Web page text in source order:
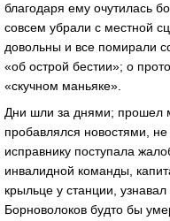
благодаря ему очутилась
совсем убрали с местной
довольны и все помирали
«об острой бестии»; о
«скучном маньяке».
Дни шли за днями; прошел
пробавлялся новостями,
исправнику поступала
инвалидной команды,
крыльце у станции,
Борноволоков будто бы